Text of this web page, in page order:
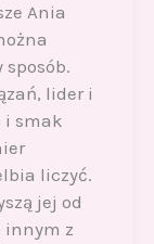
Ania
sposób.
lider i
i smak
liczyć.
jej od
innym z